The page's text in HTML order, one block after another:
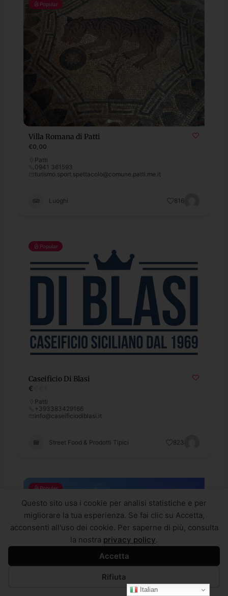
Popular
Villa Romana di Patti
€0,00
Patti
0941 361593
turismo.sport.spettacolo@comune.patti.me.it
Luoghi 816
Popular
Caseificio Di Blasi
€
Patti
+393383429166
info@caseificiodiblasi.it
Street Food & Prodotti Tipici 823
Popular
Italian
Questo sito usa i cookie per analisi statistiche e per
migliorare la tua esperienza. Se fai clic su Accetta,
acconsenti all'uso dei cookie. Per saperne di più, consulta
la nostra privacy policy.
Accetta
Rifiuta